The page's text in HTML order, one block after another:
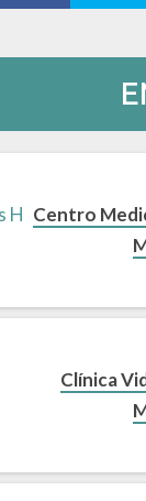
Centro
Clínica